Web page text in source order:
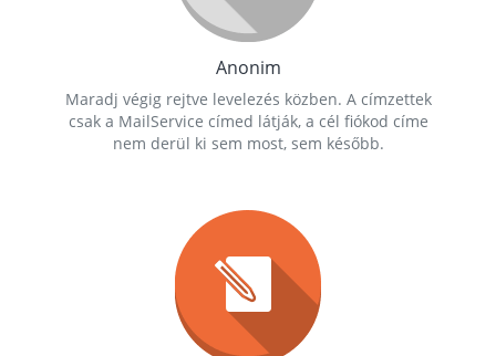
Anonim
Maradj végig rejtve levelezés közben. A címzettek
csak a MailService címed látják, a cél fiókod címe
nem derül ki sem most, sem később.